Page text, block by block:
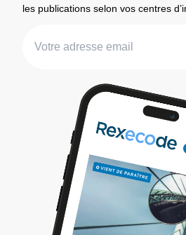
les publications selon vos centres